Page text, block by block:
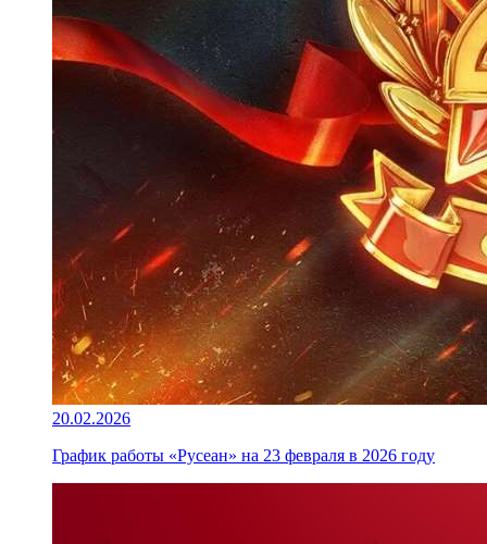
20.02.2026
График работы «Русеан» на 23 февраля в 2026 году